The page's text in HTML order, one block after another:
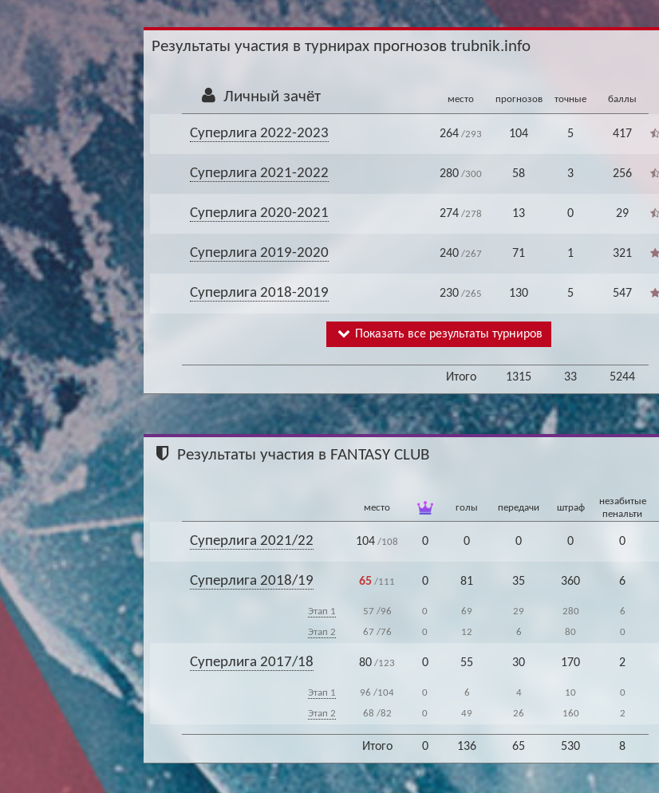
Результаты участия в турнирах прогнозов trubnik.info
Личный зачёт место прогнозов точные баллы
Суперлига 2022-2023 264 /293 104 5 417
Суперлига 2021-2022 280 /300 58 3 256
Суперлига 2020-2021 274 /278 13 0 29
Суперлига 2019-2020 240 /267 71 1 321
Суперлига 2018-2019 230 /265 130 5 547
Показать все результаты турниров
Итого 1315 33 5244
Результаты участия в FANTASY CLUB
место голы передачи штраф
незабитые
пенальти
Суперлига 2021/22 104 /108 0 0 0 0 0
Суперлига 2018/19 65 /111 0 81 35 360 6
Этап 1 57 /96 0 69 29 280 6
Этап 2
67 /76 0 12 6 80 0
Суперлига 2017/18 80 /123 0 55 30 170 2
Этап 1 96 /104 0 6 4 10 0
Этап 2
68 /82 0 49 26 160 2
Итого 0 136 65 530 8